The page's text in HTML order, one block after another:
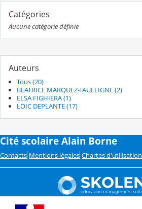
Catégories
Aucune catégorie définie
Auteurs
Tous (20)
BEATRICE MARQUEZ-TAULEIGNE (2)
ELSA FIGHIERA (1)
LOIC DEPLANTE (17)
Cité scolaire Alain Borne
Contacts Mentions légales Chartes d'utilisation